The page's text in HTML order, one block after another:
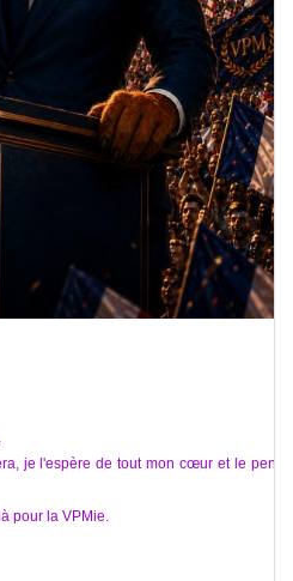
je l'espère de tout mon cœur et le pense
pour la VPMie.